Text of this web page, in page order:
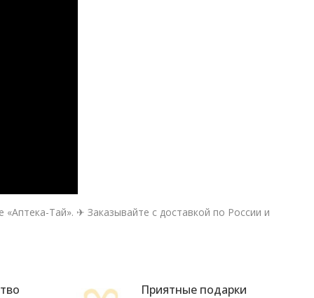
Тай». ✈ Заказывайте с доставкой по России и
Приятные подарки